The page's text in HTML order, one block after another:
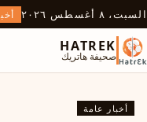
السبت، ٨ أغسطس ٢٠٢٦
HATREK
صحيفة هاتريك
أخبار عامة